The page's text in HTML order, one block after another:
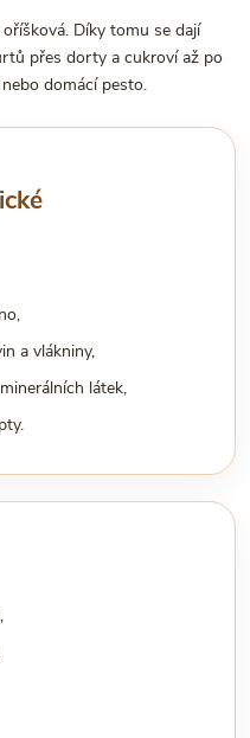
Díky tomu se dají
přes dorty a cukroví až po
domácí pesto.
a vlákniny,
látek,